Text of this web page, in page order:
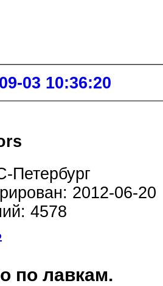
03 10:36:20
Петербург
2012-06-20
4578
по лавкам.